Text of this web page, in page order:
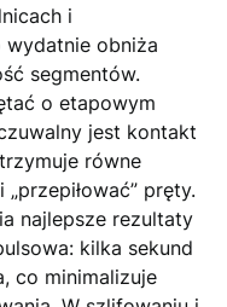
i
wydatnie obniża
segmentów.
o etapowym
jest kontakt
równe
pręty.
najlepsze rezultaty
kilka sekund
co minimalizuje